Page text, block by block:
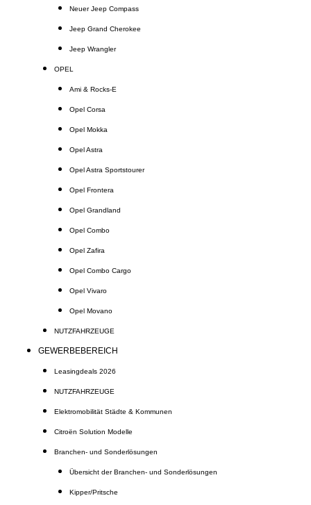
Neuer Jeep Compass
Jeep Grand Cherokee
Jeep Wrangler
OPEL
Ami & Rocks-E
Opel Corsa
Opel Mokka
Opel Astra
Opel Astra Sportstourer
Opel Frontera
Opel Grandland
Opel Combo
Opel Zafira
Opel Combo Cargo
Opel Vivaro
Opel Movano
NUTZFAHRZEUGE
GEWERBEBEREICH
Leasingdeals 2026
NUTZFAHRZEUGE
Elektromobilität Städte & Kommunen
Citroën Solution Modelle
Branchen- und Sonderlösungen
Übersicht der Branchen- und Sonderlösungen
Kipper/Pritsche